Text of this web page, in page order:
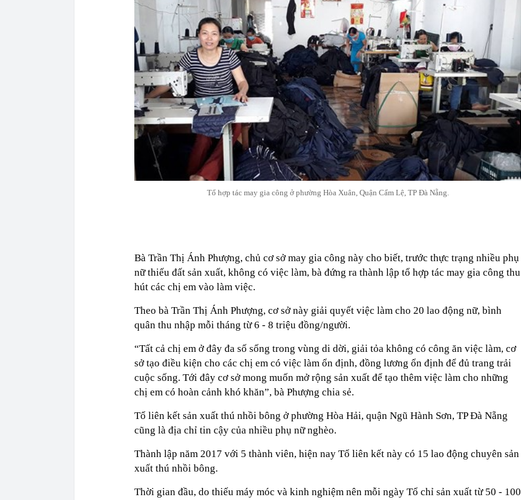
Tổ hợp tác may gia công ở phường Hòa Xuân, Quận Cẩm Lệ, TP Đà Nẵng.
Bà Trần Thị Ánh Phượng, chủ cơ sở may gia công này cho biết, trước thực trạng nhiều phụ
nữ thiếu đất sản xuất, không có việc làm, bà đứng ra thành lập tổ hợp tác may gia công thu
hút các chị em vào làm việc.
Theo bà Trần Thị Ánh Phượng, cơ sở này giải quyết việc làm cho 20 lao động nữ, bình
quân thu nhập mỗi tháng từ 6 - 8 triệu đồng/người.
“Tất cả chị em ở đây đa số sống trong vùng di dời, giải tỏa không có công ăn việc làm, cơ
sở tạo điều kiện cho các chị em có việc làm ổn định, đồng lương ổn định để đủ trang trải
cuộc sống. Tới đây cơ sở mong muốn mở rộng sản xuất để tạo thêm việc làm cho những
chị em có hoàn cảnh khó khăn”, bà Phượng chia sẻ.
Tổ liên kết sản xuất thú nhồi bông ở phường Hòa Hải, quận Ngũ Hành Sơn, TP Đà Nẵng
cũng là địa chỉ tin cậy của nhiều phụ nữ nghèo.
Thành lập năm 2017 với 5 thành viên, hiện nay Tổ liên kết này có 15 lao động chuyên sản
xuất thú nhồi bông.
Thời gian đầu, do thiếu máy móc và kinh nghiệm nên mỗi ngày Tổ chỉ sản xuất từ 50 - 100